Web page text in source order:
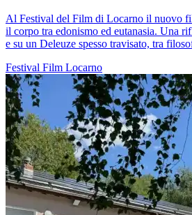
Al Festival del Film di Locarno il nuovo
il corpo tra edonismo ed eutanasia. Una
e su un Deleuze spesso travisato, tra
Festival Film Locarno